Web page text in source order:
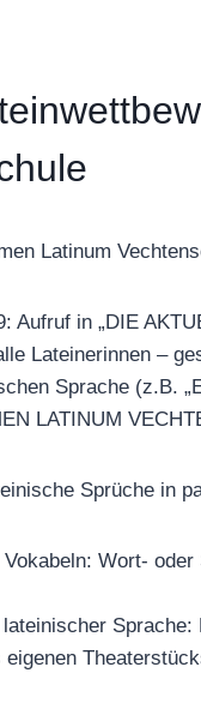
Latinum
Aufruf in „DIE
Lateinerinnen –
Sprache (z.B.
LATINUM
Sprüche in
Wort-